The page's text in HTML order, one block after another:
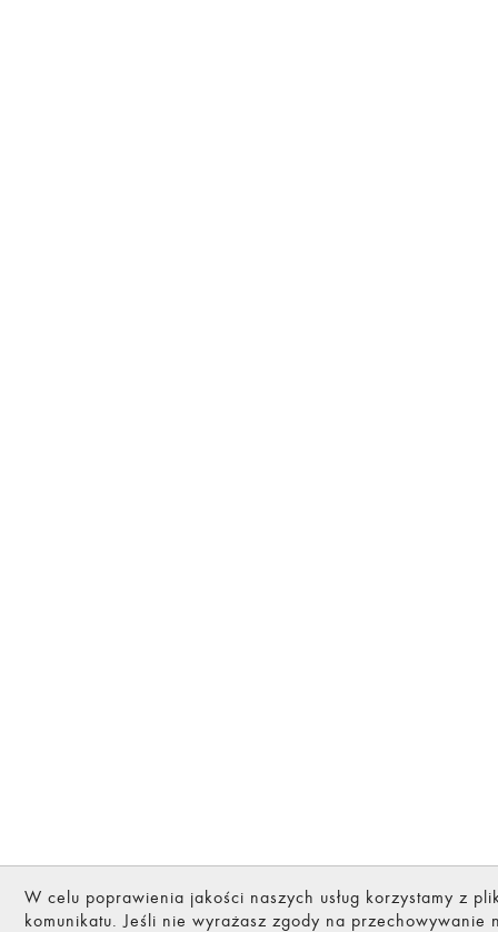
W celu poprawienia jakości naszych usług korzystamy z
komunikatu. Jeśli nie wyrażasz zgody na